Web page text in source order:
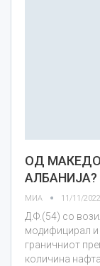
ОД
АЛБАНИЈА?
МИА 11/11/2022
Д.Ф.(54) со
модифицирал и
граничниот
количина